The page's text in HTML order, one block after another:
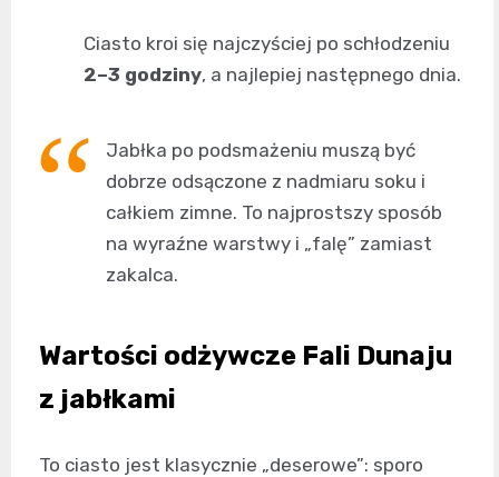
Ciasto kroi się najczyściej po schłodzeniu
2–3 godziny, a najlepiej następnego dnia.
Jabłka po podsmażeniu muszą być
dobrze odsączone z nadmiaru soku i
całkiem zimne. To najprostszy sposób
na wyraźne warstwy i „falę” zamiast
zakalca.
Wartości odżywcze Fali Dunaju
z jabłkami
To ciasto jest klasycznie „deserowe”: sporo